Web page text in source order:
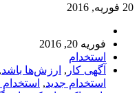
20 فوریه, 2016
فوریه 20, 2016
استخدام
آگهی کار , ارزش‌ها باشد,
استخدام جدید,